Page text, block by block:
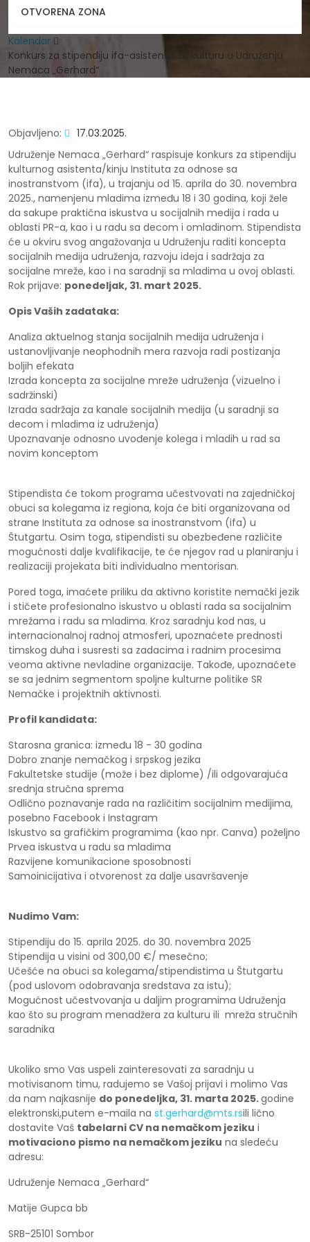
OTVORENA ZONA
Kalendar
Konkurs za stipendiju ifa-asistenta za kulturu u Udruženju
Nemaca „Gerhard“
Objavljeno:
17.03.2025.
Udruženje Nemaca „Gerhard“ raspisuje konkurs za stipendiju
kulturnog asistenta/kinju Instituta za odnose sa
inostranstvom (ifa), u trajanju od 15. aprila do 30. novembra
2025., namenjenu mladima između 18 i 30 godina, koji žele
da sakupe praktična iskustva u socijalnih medija i rada u
oblasti PR-a, kao i u radu sa decom i omladinom. Stipendista
će u okviru svog angažovanja u Udruženju raditi koncepta
socijalnih medija udruženja, razvoju ideja i sadržaja za
socijalne mreže, kao i na saradnji sa mladima u ovoj oblasti.
Rok prijave: ponedeljak, 31. mart 2025.
Opis Vaših zadataka:
Analiza aktuelnog stanja socijalnih medija udruženja i
ustanovljivanje neophodnih mera razvoja radi postizanja
boljih efekata
Izrada koncepta za socijalne mreže udruženja (vizuelno i
sadržinski)
Izrada sadržaja za kanale socijalnih medija (u saradnji sa
decom i mladima iz udruženja)
Upoznavanje odnosno uvođenje kolega i mladih u rad sa
novim konceptom
Stipendista će tokom programa učestvovati na zajedničkoj
obuci sa kolegama iz regiona, koja će biti organizovana od
strane Instituta za odnose sa inostranstvom (ifa) u
Štutgartu. Osim toga, stipendisti su obezbeđene različite
mogućnosti dalje kvalifikacije, te će njegov rad u planiranju i
realizaciji projekata biti individualno mentorisan.
Pored toga, imaćete priliku da aktivno koristite nemački jezik
i stičete profesionalno iskustvo u oblasti rada sa socijalnim
mrežama i radu sa mladima. Kroz saradnju kod nas, u
internacionalnoj radnoj atmosferi, upoznaćete prednosti
timskog duha i susresti sa zadacima i radnim procesima
veoma aktivne nevladine organizacije. Takođe, upoznaćete
se sa jednim segmentom spoljne kulturne politike SR
Nemačke i projektnih aktivnosti.
Profil kandidata:
Starosna granica: između 18 - 30 godina
Dobro znanje nemačkog i srpskog jezika
Fakultetske studije (može i bez diplome) /ili odgovarajuća
srednja stručna sprema
Odlično poznavanje rada na različitim socijalnim medijima,
posebno Facebook i Instagram
Iskustvo sa grafičkim programima (kao npr. Canva) poželjno
Prvea iskustva u radu sa mladima
Razvijene komunikacione sposobnosti
Samoinicijativa i otvorenost za dalje usavršavenje
Nudimo Vam:
Stipendiju do 15. aprila 2025. do 30. novembra 2025
Stipendija u visini od 300,00 €/ mesečno;
Učešće na obuci sa kolegama/stipendistima u Štutgartu
(pod uslovom odobravanja sredstava za istu);
Mogućnost učestvovanja u daljim programima Udruženja
kao što su program menadžera za kulturu ili mreža stručnih
saradnika
Ukoliko smo Vas uspeli zainteresovati za saradnju u
motivisanom timu, radujemo se Vašoj prijavi i molimo Vas
da nam najkasnije do ponedeljka, 31. marta 2025.godine
elektronski,putem e-maila na st.gerhard@mts.rsili lično
dostavite Vaš tabelarni CV na nemačkom jeziku i
motivaciono pismo na nemačkom jeziku na sledeću
adresu:
Udruženje Nemaca „Gerhard“
Matije Gupca bb
SRB-25101 Sombor